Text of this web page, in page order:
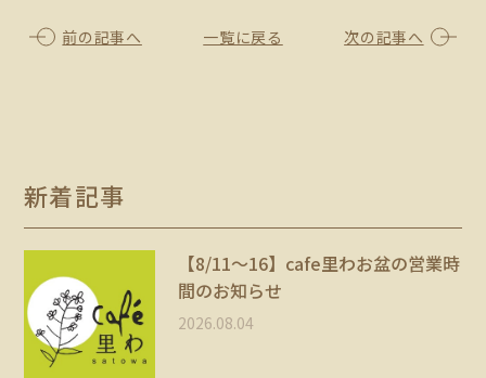
前の記事へ 一覧に戻る 次の記事へ
新着記事
【8/11〜16】cafe里わお盆の営業時
間のお知らせ
2026.08.04